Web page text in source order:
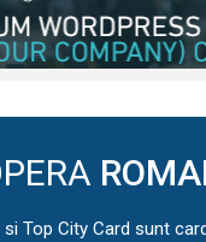
si Top City Card sunt